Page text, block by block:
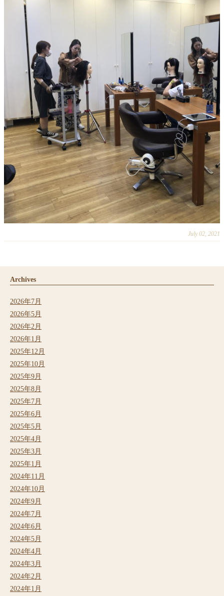
July 02, 2021
Archives
2026年7月
2026年5月
2026年2月
2026年1月
2025年12月
2025年10月
2025年9月
2025年8月
2025年7月
2025年6月
2025年5月
2025年4月
2025年3月
2025年1月
2024年11月
2024年10月
2024年9月
2024年7月
2024年6月
2024年5月
2024年4月
2024年3月
2024年2月
2024年1月